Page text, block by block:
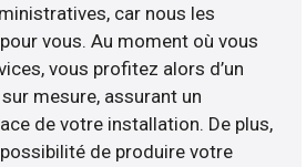
car nous les
vous. Au moment où vous
vous profitez alors d’un
mesure, assurant un
de votre installation. De plus,
de produire votre